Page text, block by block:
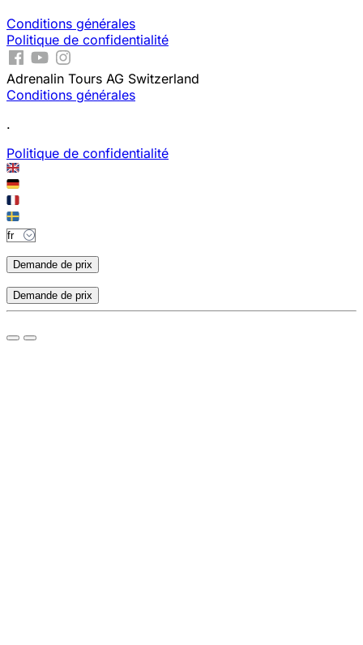
Conditions générales
Politique de confidentialité
Adrenalin Tours AG Switzerland
Conditions générales
.
Politique de confidentialité
Demande de prix
Demande de prix